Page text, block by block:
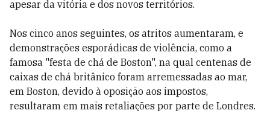
apesar da vitória e dos novos territórios.
Nos cinco anos seguintes, os atritos aumentaram, e
demonstrações esporádicas de violência, como a
famosa "festa de chá de Boston", na qual centenas de
caixas de chá britânico foram arremessadas ao mar,
em Boston, devido à oposição aos impostos,
resultaram em mais retaliações por parte de Londres.